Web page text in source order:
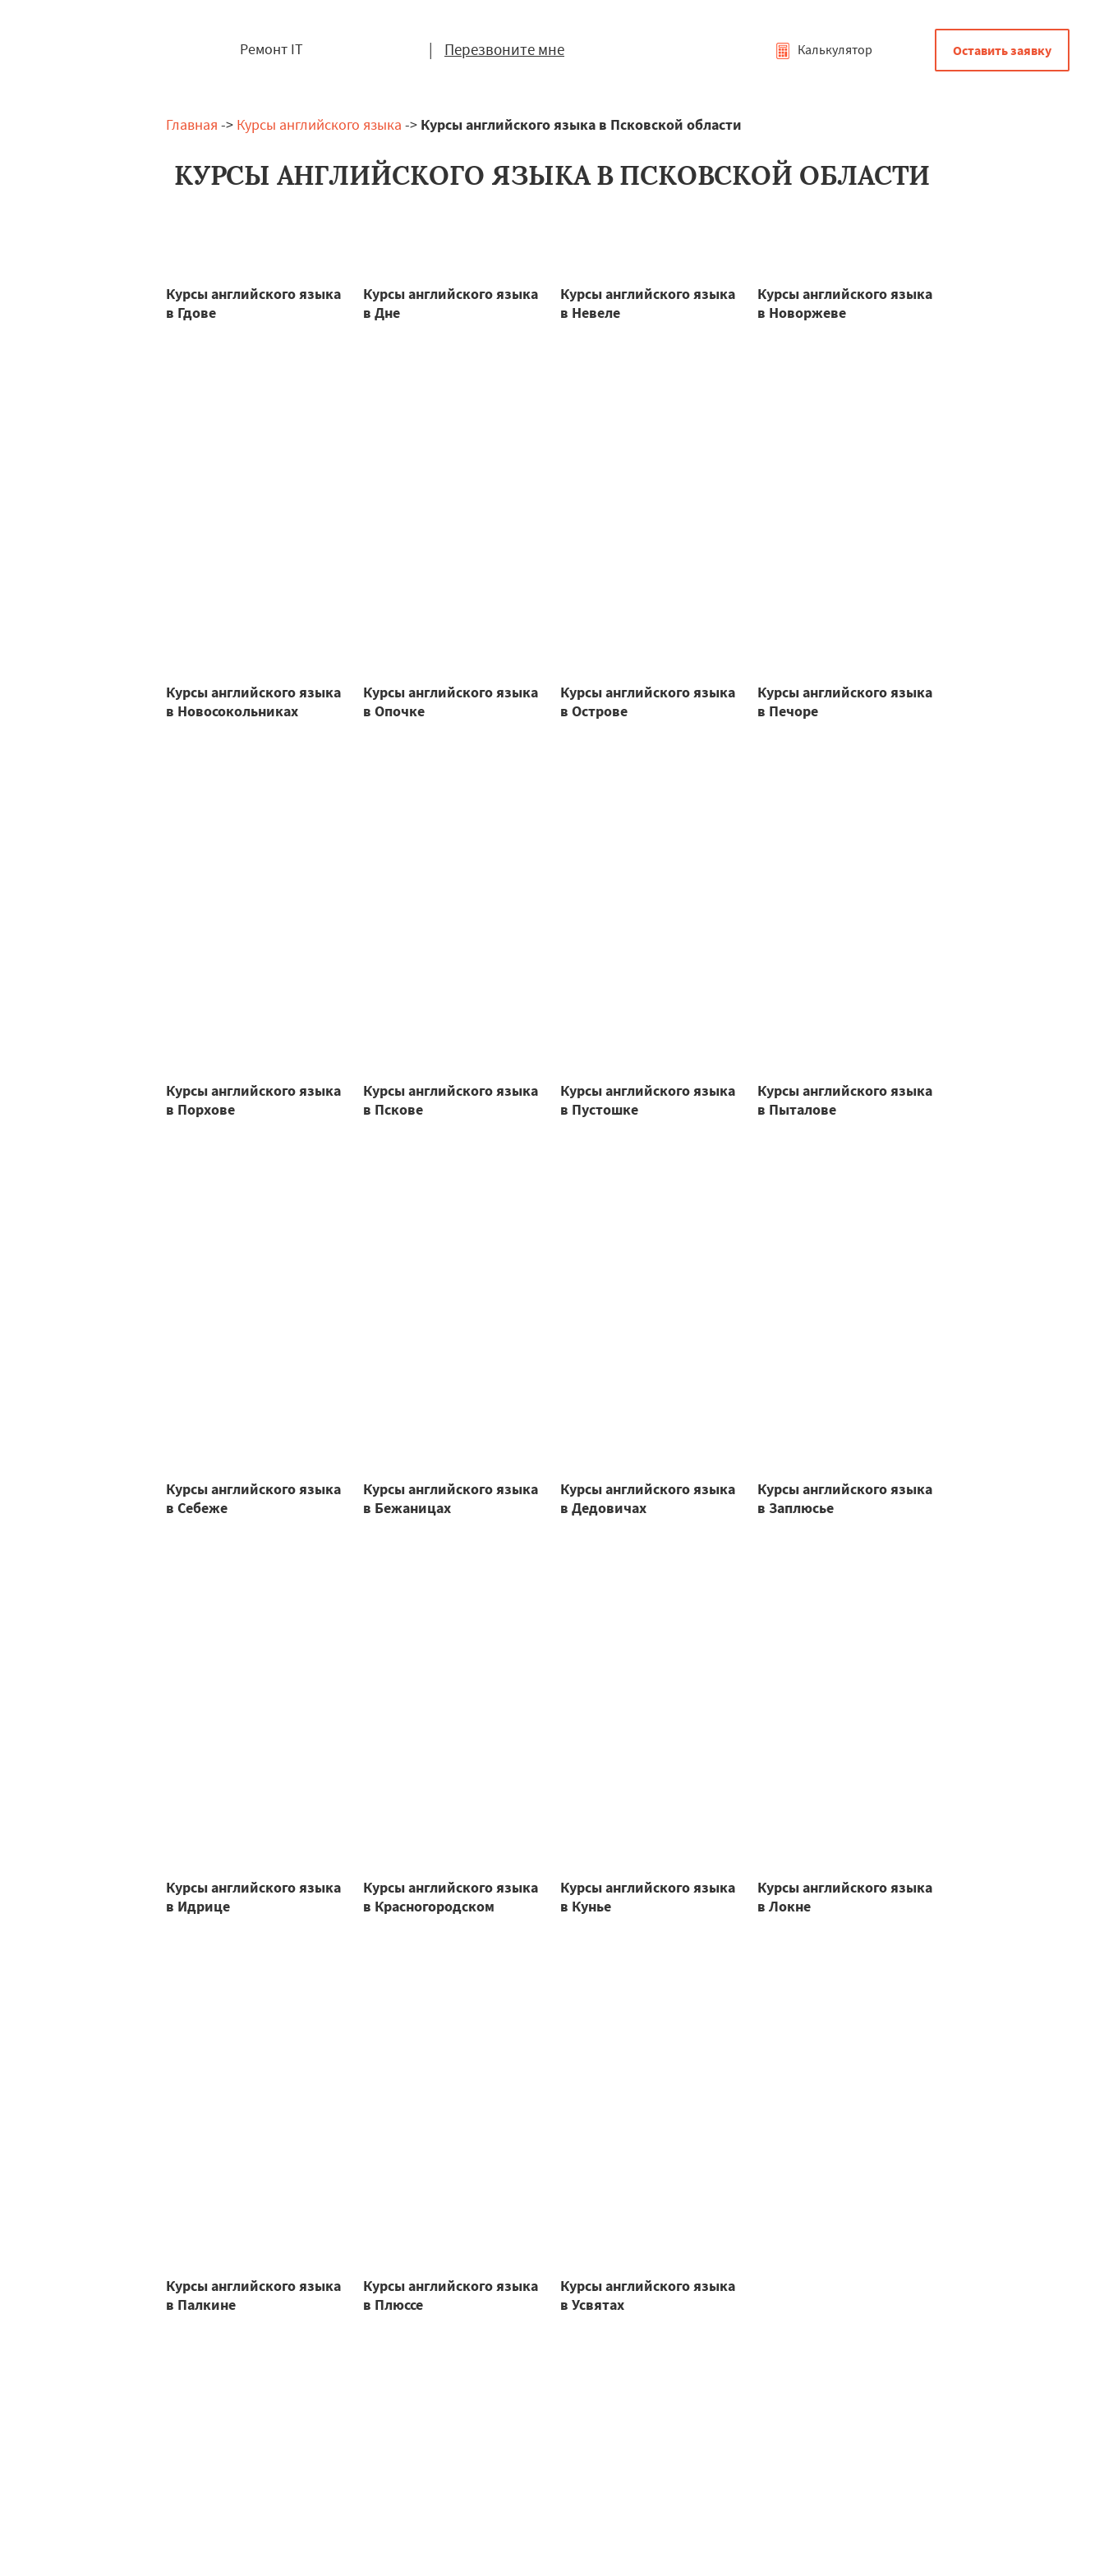
Ремонт IT | Перезвоните мне Калькулятор Оставить заявку
Главная -> Курсы английского языка -> Курсы английского языка в Псковской области
КУРСЫ АНГЛИЙСКОГО ЯЗЫКА В ПСКОВСКОЙ ОБЛАСТИ
Курсы английского языка
в Гдове
Курсы английского языка
в Дне
Курсы английского языка
в Невеле
Курсы английского языка
в Новоржеве
Курсы английского языка
в Новосокольниках
Курсы английского языка
в Опочке
Курсы английского языка
в Острове
Курсы английского языка
в Печоре
Курсы английского языка
в Порхове
Курсы английского языка
в Пскове
Курсы английского языка
в Пустошке
Курсы английского языка
в Пыталове
Курсы английского языка
в Себеже
Курсы английского языка
в Бежаницах
Курсы английского языка
в Дедовичах
Курсы английского языка
в Заплюсье
Курсы английского языка
в Идрице
Курсы английского языка
в Красногородском
Курсы английского языка
в Кунье
Курсы английского языка
в Локне
Курсы английского языка
в Палкине
Курсы английского языка
в Плюссе
Курсы английского языка
в Усвятах